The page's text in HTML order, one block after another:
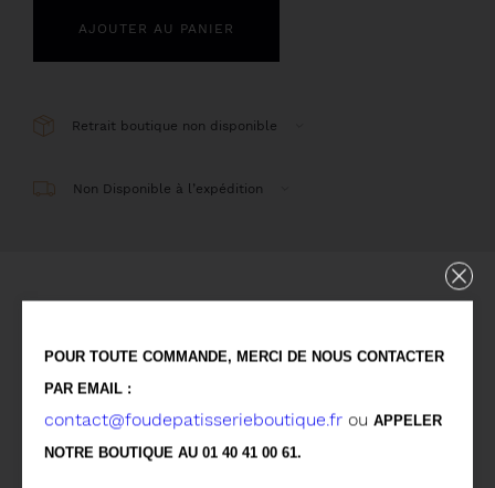
POUR TOUTE COMMANDE, MERCI DE NOUS CONTACTER
PAR EMAIL :
contact@foudepatisserieboutique.fr ou APPELER
NOTRE BOUTIQUE AU 01 40 41 00 61.
AJOUTER AU PANIER
Retrait boutique non disponible
Non Disponible à l’expédition
Crumble, appareil cheesecake Philadelphia et
gousse de vanille.
Allergènes